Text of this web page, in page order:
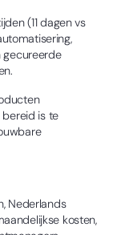
(11 dagen vs
gecureerde
bereid is te
Nederlands
kosten,